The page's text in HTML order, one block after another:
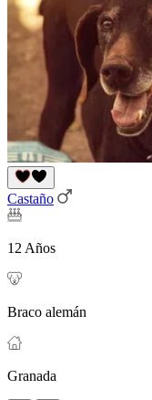
Castaño
12 Años
Braco alemán
Granada